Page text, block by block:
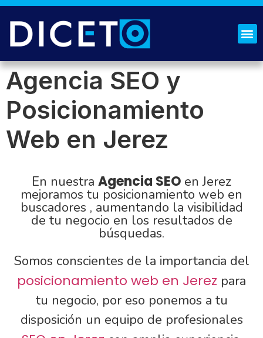
Agencia SEO y
Posicionamiento
Web en Jerez
En nuestra Agencia SEO en Jerez
mejoramos tu posicionamiento web en
buscadores , aumentando la visibilidad
de tu negocio en los resultados de
búsquedas.
Somos conscientes de la importancia del
posicionamiento web en Jerez para
tu negocio, por eso ponemos a tu
disposición un equipo de profesionales